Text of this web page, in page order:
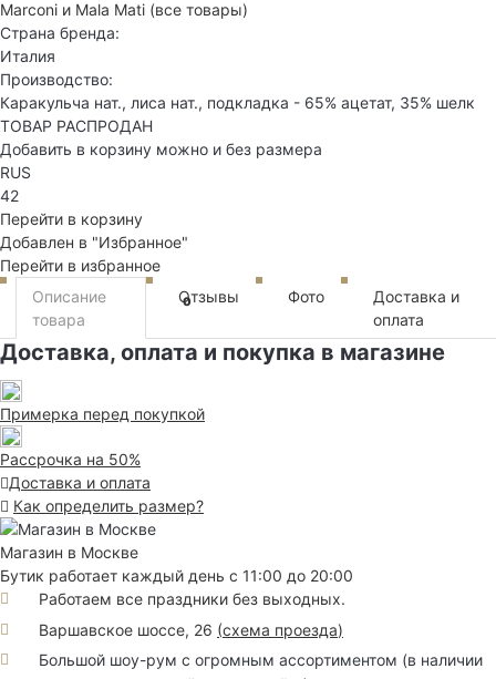
Marconi и Mala Mati (все товары)
Страна бренда:
Италия
Производство:
Каракульча нат., лиса нат., подкладка - 65% ацетат, 35% шелк
ТОВАР РАСПРОДАН
Добавить в корзину можно и без размера
RUS
42
Перейти в корзину
Добавлен в "Избранное"
Перейти в избранное
Описание
товара
Отзывы
0 Фото
Доставка и
оплата
Доставка, оплата и покупка в магазине
Примерка перед покупкой
Рассрочка на 50%
Доставка и оплата
Как определить размер?
Магазин в Москве
Бутик работает каждый день с 11:00 до 20:00
Работаем все праздники без выходных.
Варшавское шоссе, 26 (схема проезда)
Большой шоу-рум с огромным ассортиментом (в наличии